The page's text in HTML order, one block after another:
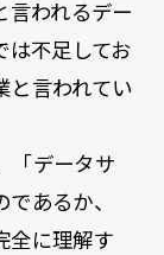
言われるデー
は不足してお
と言われてい
「データサ
あるか、
全に理解す